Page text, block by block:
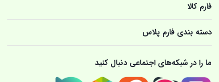
فارم کالا
دسته بندی فارم پلاس
ما را در شبکه‌های اجتماعی دنبال کنید